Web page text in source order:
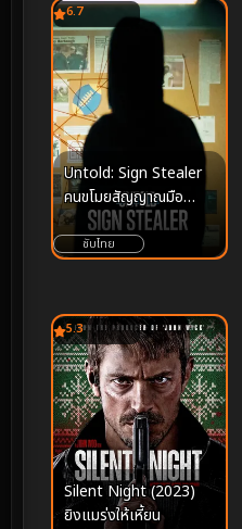
6.7
Untold: Sign Stealer
คนขโมยสัญญาณมือ
(2024)
ซับไทย
5.3
Silent Night (2023)
ยิงแมร่งให้เหี้ยน